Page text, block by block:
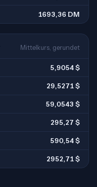
1693,36 DM
Mittelkurs, gerundet
5,9054 $
29,5271 $
59,0543 $
295,27 $
590,54 $
2952,71 $